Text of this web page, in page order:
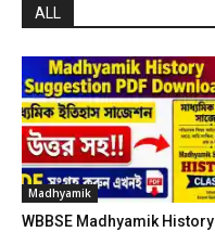
ALL
Madhyamik
WBBSE Madhyamik History